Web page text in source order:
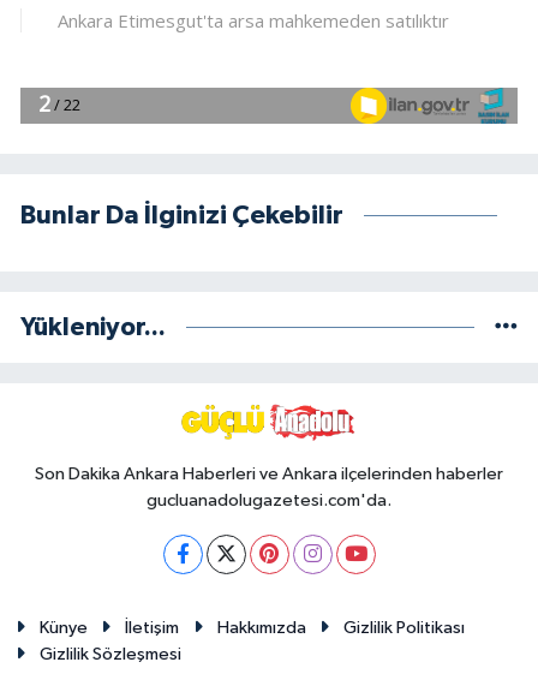
Bunlar Da İlginizi Çekebilir
Yükleniyor...
Son Dakika Ankara Haberleri ve Ankara ilçelerinden haberler
gucluanadolugazetesi.com'da.
Künye İletişim Hakkımızda
Gizlilik Politikası
Gizlilik Sözleşmesi